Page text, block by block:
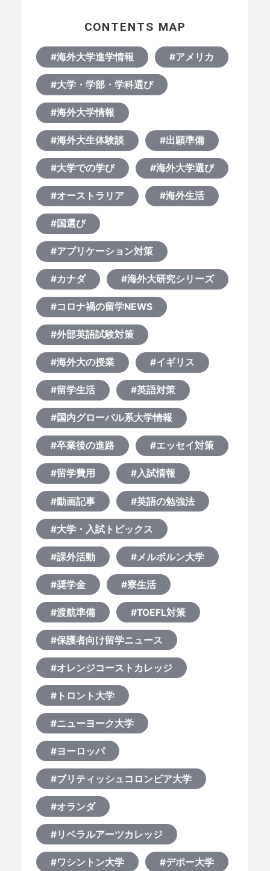
おすすめ特集
EVENTS
CONTENTS MAP
#海外大学進学情報 #アメリカ
#大学・学部・学科選び
#海外大学情報
#海外大生体験談 #出願準備
#大学での学び #海外大学選び
#オーストラリア #海外生活
#国選び
#アプリケーション対策
#カナダ #海外大研究シリーズ
#コロナ禍の留学NEWS
#外部英語試験対策
#海外大の授業 #イギリス
#留学生活 #英語対策
#国内グローバル系大学情報
#卒業後の進路 #エッセイ対策
#留学費用 #入試情報
#動画記事 #英語の勉強法
#大学・入試トピックス
#課外活動 #メルボルン大学
#奨学金 #寮生活
#渡航準備 #TOEFL対策
#保護者向け留学ニュース
#オレンジコーストカレッジ
#トロント大学
#ニューヨーク大学
#ヨーロッパ
#ブリティッシュコロンビア大学
#オランダ
#リベラルアーツカレッジ
#ワシントン大学 #デポー大学